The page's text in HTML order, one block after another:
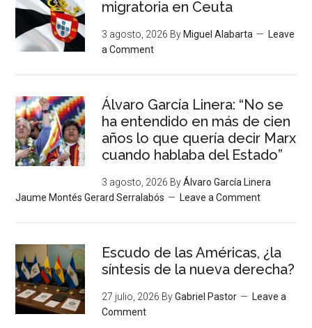
migratoria en Ceuta
3 agosto, 2026 By Miguel Alabarta
Leave
a Comment
Álvaro García Linera: “No se
ha entendido en más de cien
años lo que quería decir Marx
cuando hablaba del Estado”
3 agosto, 2026 ByÁlvaro García Linera
Jaume Montés Gerard Serralabós
Leave a Comment
Escudo de las Américas, ¿la
síntesis de la nueva derecha?
27 julio, 2026 ByGabriel Pastor
Leave a
Comment